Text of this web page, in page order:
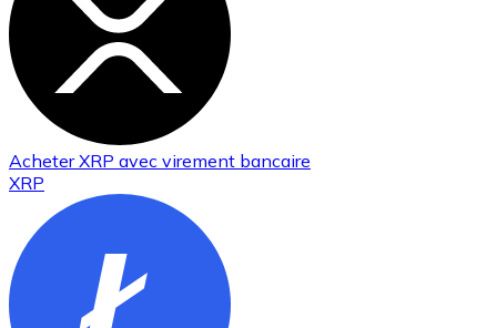
AcheterXRP avec virement bancaire
XRP